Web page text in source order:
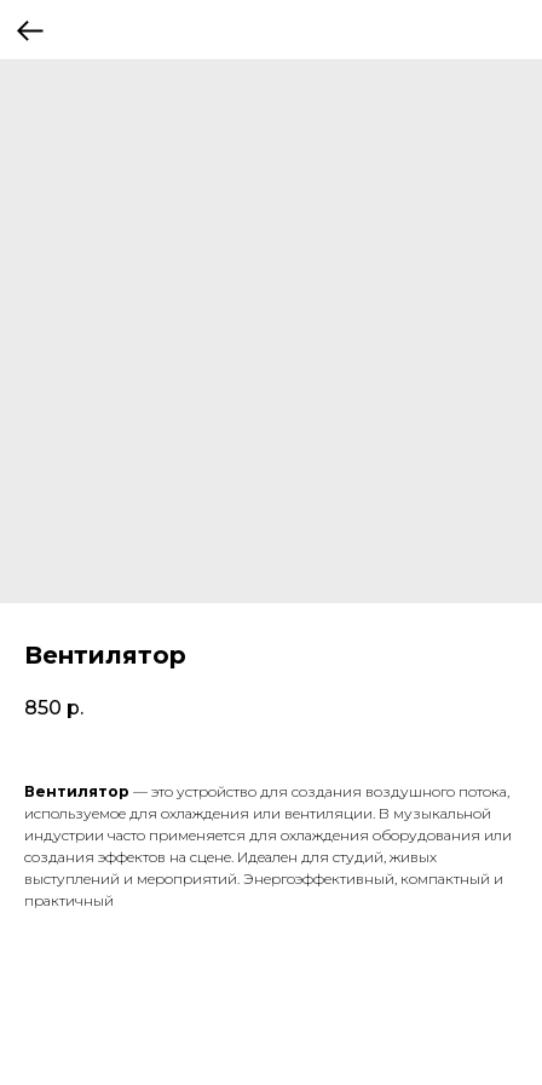
Вентилятор
850 р.
Вентилятор — это устройство для создания воздушного потока,
используемое для охлаждения или вентиляции. В музыкальной
индустрии часто применяется для охлаждения оборудования или
создания эффектов на сцене. Идеален для студий, живых
выступлений и мероприятий. Энергоэффективный, компактный и
практичный